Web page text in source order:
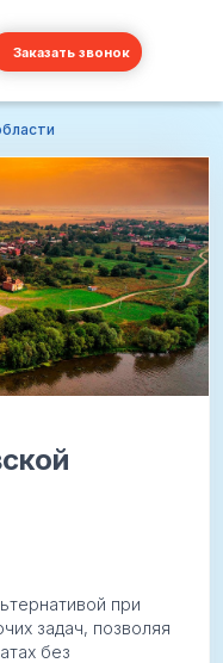
Заказать звонок
при
задач, позволяя
без